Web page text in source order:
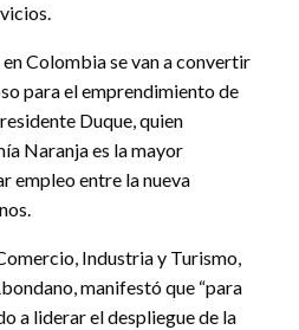
Colombia se van a convertir
para el emprendimiento de
Duque, quien
Naranja es la mayor
empleo entre la nueva
Industria y Turismo,
manifestó que “para
a liderar el despliegue de la